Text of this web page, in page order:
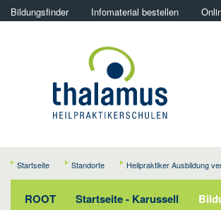
Bildungsfinder Infomaterial bestellen
Startseite Standorte Heilpraktiker Ausbildung
ROOT Startseite - Karussell